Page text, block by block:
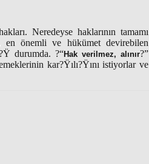
Neredeyse haklarının tamamı
en önemli ve hükümet devirebilen
durumda. ?“Hak verilmez, alınır?”
kar?Ÿılı?Ÿını istiyorlar ve